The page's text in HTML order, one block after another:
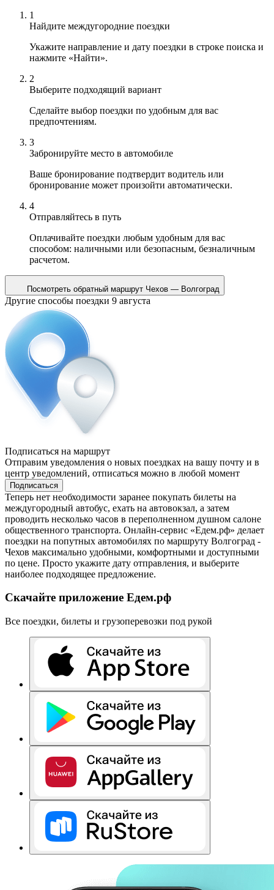
1
Найдите междугородние поездки
Укажите направление и дату поездки в строке поиска и
нажмите «Найти».
2
Выберите подходящий вариант
Сделайте выбор поездки по удобным для вас
предпочтениям.
3
Забронируйте место в автомобиле
Ваше бронирование подтвердит водитель или
бронирование может произойти автоматически.
4
Отправляйтесь в путь
Оплачивайте поездки любым удобным для вас
способом: наличными или безопасным, безналичным
расчетом.
Посмотреть обратный маршрут Чехов — Волгоград
Другие способы поездки 9 августа
Подписаться на маршрут
Отправим уведомления о новых поездках на вашу почту и в
центр уведомлений, отписаться можно в любой момент
Подписаться
Теперь нет необходимости заранее покупать билеты на
междугородный автобус, ехать на автовокзал, а затем
проводить несколько часов в переполненном душном салоне
общественного транспорта. Онлайн-сервис «Едем.рф» делает
поездки на попутных автомобилях по маршруту Волгоград -
Чехов максимально удобными, комфортными и доступными
по цене. Просто укажите дату отправления, и выберите
наиболее подходящее предложение.
Скачайте приложение Едем.рф
Все поездки, билеты и грузоперевозки под рукой